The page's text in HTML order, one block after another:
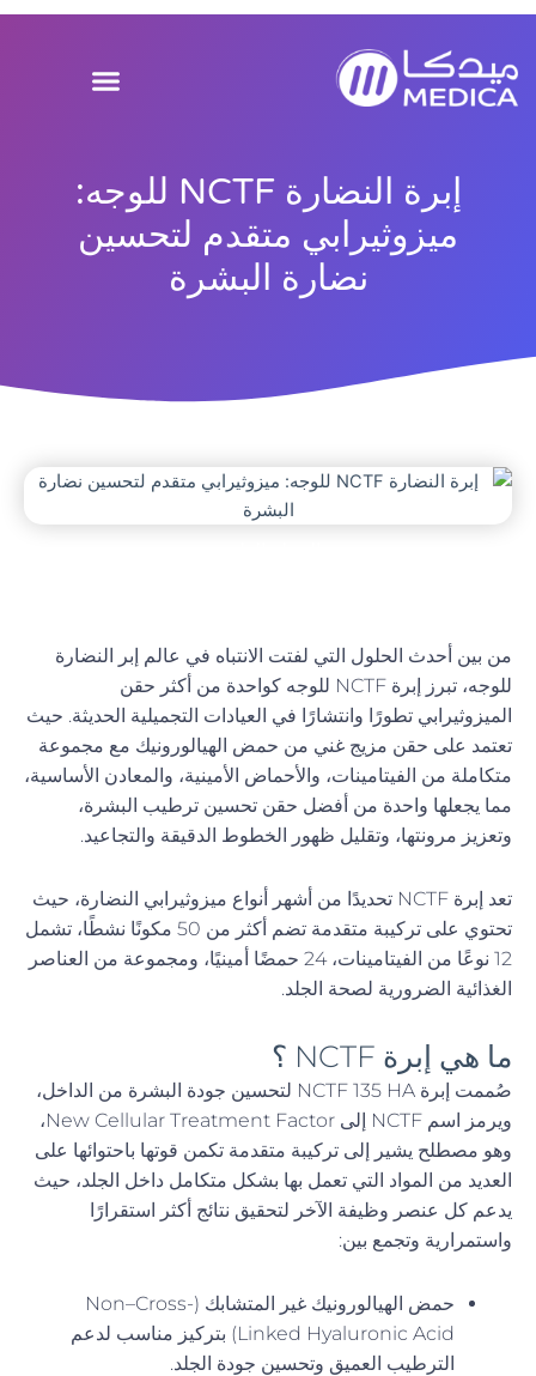
تخطي
المحتوى
إبرة النضارة NCTF للوجه:
ميزوثيرابي متقدم لتحسين
نضارة البشرة
من بين أحدث الحلول التي لفتت الانتباه في عالم إبر النضارة
للوجه، تبرز إبرة NCTF للوجه كواحدة من أكثر حقن
الميزوثيرابي تطورًا وانتشارًا في العيادات التجميلية الحديثة. حيث
تعتمد على حقن مزيج غني من حمض الهيالورونيك مع مجموعة
متكاملة من الفيتامينات، والأحماض الأمينية، والمعادن الأساسية،
مما يجعلها واحدة من أفضل حقن تحسين ترطيب البشرة،
وتعزيز مرونتها، وتقليل ظهور الخطوط الدقيقة والتجاعيد.
تعد إبرة NCTF تحديدًا من أشهر أنواع ميزوثيرابي النضارة، حيث
تحتوي على تركيبة متقدمة تضم أكثر من 50 مكونًا نشطًا، تشمل
12 نوعًا من الفيتامينات، 24 حمضًا أمينيًا، ومجموعة من العناصر
الغذائية الضرورية لصحة الجلد.
ما هي إبرة NCTF ؟
صُممت إبرة NCTF 135 HA لتحسين جودة البشرة من الداخل،
ويرمز اسم NCTF إلى New Cellular Treatment Factor،
وهو مصطلح يشير إلى تركيبة متقدمة تكمن قوتها باحتوائها على
العديد من المواد التي تعمل بها بشكل متكامل داخل الجلد، حيث
يدعم كل عنصر وظيفة الآخر لتحقيق نتائج أكثر استقرارًا
واستمرارية وتجمع بين:
حمض الهيالورونيك غير المتشابك (Non–Cross-
Linked Hyaluronic Acid) بتركيز مناسب لدعم
الترطيب العميق وتحسين جودة الجلد.